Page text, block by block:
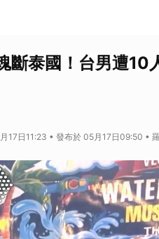
斷泰國！台男遭
17日11:23 • 發布於 05月17日09:50 •